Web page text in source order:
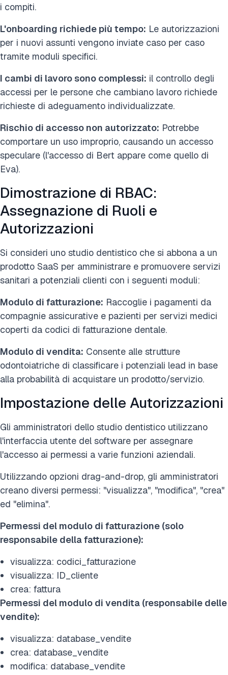
i compiti.
L'onboarding richiede più tempo: Le autorizzazioni
per i nuovi assunti vengono inviate caso per caso
tramite moduli specifici.
I cambi di lavoro sono complessi: il controllo degli
accessi per le persone che cambiano lavoro richiede
richieste di adeguamento individualizzate.
Rischio di accesso non autorizzato: Potrebbe
comportare un uso improprio, causando un accesso
speculare (l'accesso di Bert appare come quello di
Eva).
Dimostrazione di RBAC:
Assegnazione di Ruoli e
Autorizzazioni
Si consideri uno studio dentistico che si abbona a un
prodotto SaaS per amministrare e promuovere servizi
sanitari a potenziali clienti con i seguenti moduli:
Modulo di fatturazione: Raccoglie i pagamenti da
compagnie assicurative e pazienti per servizi medici
coperti da codici di fatturazione dentale.
Modulo di vendita: Consente alle strutture
odontoiatriche di classificare i potenziali lead in base
alla probabilità di acquistare un prodotto/servizio.
Impostazione delle Autorizzazioni
Gli amministratori dello studio dentistico utilizzano
l'interfaccia utente del software per assegnare
l'accesso ai permessi a varie funzioni aziendali.
Utilizzando opzioni drag-and-drop, gli amministratori
creano diversi permessi: "visualizza", "modifica", "crea"
ed "elimina".
Permessi del modulo di fatturazione (solo
responsabile della fatturazione):
visualizza: codici_fatturazione
visualizza: ID_cliente
crea: fattura
Permessi del modulo di vendita (responsabile delle
vendite):
visualizza: database_vendite
crea: database_vendite
modifica: database_vendite